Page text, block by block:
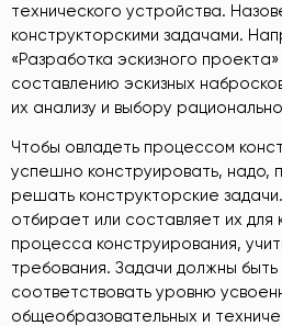
технического устройства.
конструкторскими задачами.
«Разработка эскизного
составлению эскизных
их анализу и выбору
Чтобы овладеть процессом
успешно конструировать, надо,
решать конструкторские
отбирает или составляет их для
процесса конструирования,
требования. Задачи должны быть
соответствовать уровню
общеобразовательных и